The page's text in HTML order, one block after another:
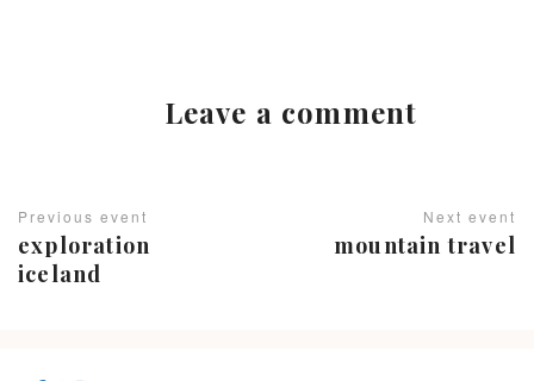
Leave a comment
Previous event
exploration
iceland
Next event
mountain travel